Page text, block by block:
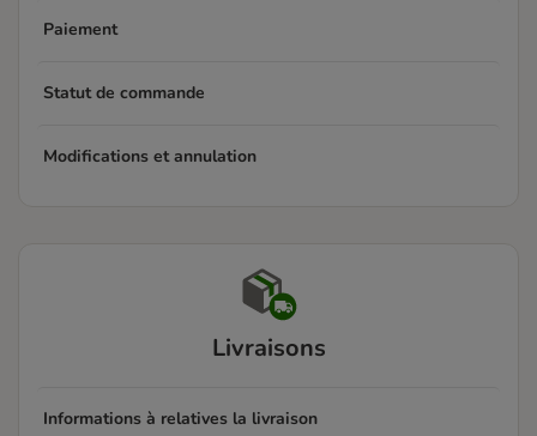
Paiement
Statut de commande
Modifications et annulation
Livraisons
Informations à relatives la livraison